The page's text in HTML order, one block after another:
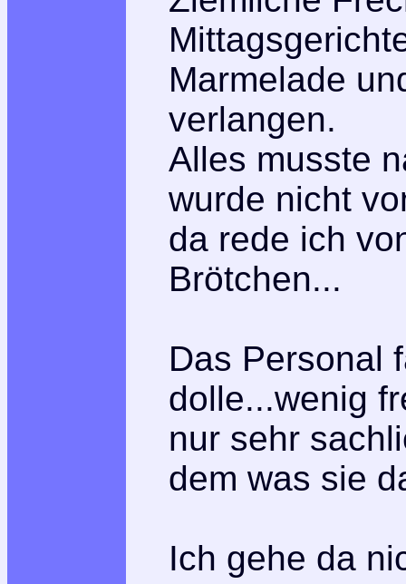
Marmelade
verlangen.
Alles musste
wurde nicht
da rede ich
Brötchen...
Das Personal
dolle...wenig
nur sehr
dem was sie
Ich gehe da